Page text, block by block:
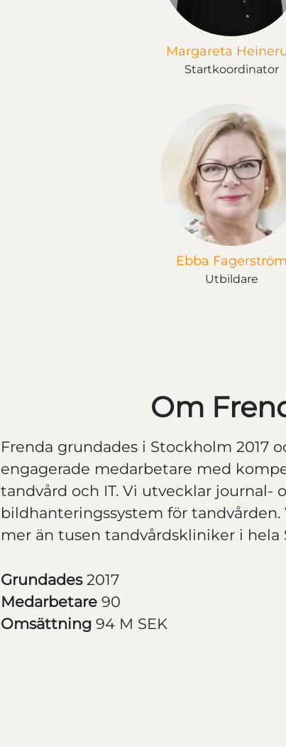
Margareta
Startkoordinator
Ebba Fagerström
Utbildare
Om
Frenda grundades i Stockholm 2017
engagerade medarbetare med
tandvård och IT. Vi utvecklar journal-
bildhanteringssystem för tandvården.
mer än tusen tandvårdskliniker i hela
Grundades 2017
Medarbetare 90
Omsättning 94 M SEK